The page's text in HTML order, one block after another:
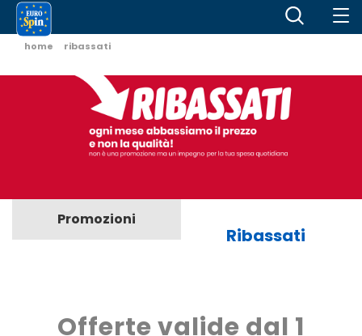
home ribassati
Promozioni
Ribassati
Offerte valide dal 1